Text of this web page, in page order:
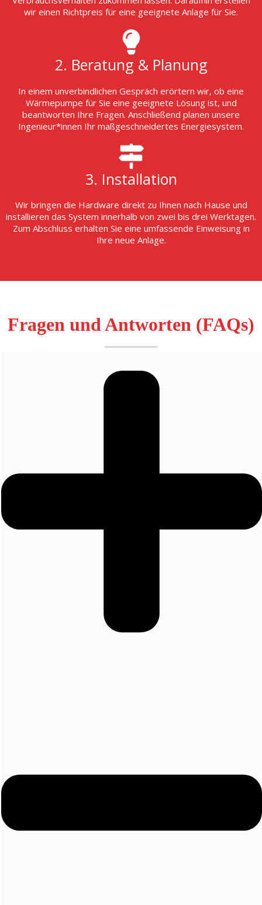
wir einen Richtpreis für eine geeignete Anlage für Sie.
2. Beratung & Planung
In einem unverbindlichen Gespräch erörtern wir, ob eine
Wärmepumpe für Sie eine geeignete Lösung ist, und
beantworten Ihre Fragen. Anschließend planen unsere
Ingenieur*innen Ihr maßgeschneidertes Energiesystem.
3. Installation
Wir bringen die Hardware direkt zu Ihnen nach Hause und
installieren das System innerhalb von zwei bis drei Werktagen.
Zum Abschluss erhalten Sie eine umfassende Einweisung in
Ihre neue Anlage.
Fragen und Antworten (FAQs)